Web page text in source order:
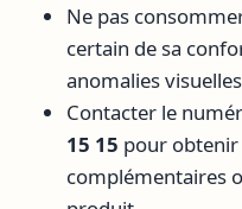
Ne pas
certain de sa
anomalies
Contacter le
15 15 pour
complémentaires